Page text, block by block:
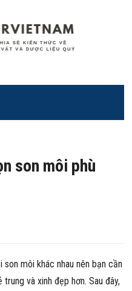
son môi phù
môi khác nhau nên bạn cần
và xinh đẹp hơn. Sau đây,